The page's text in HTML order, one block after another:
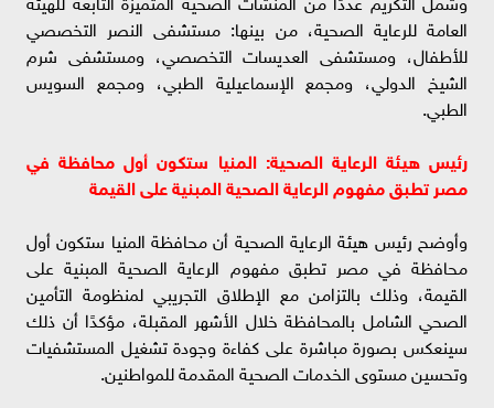
العامة للرعاية الصحية، من بينها: مستشفى النصر التخصصي
للأطفال، ومستشفى العديسات التخصصي، ومستشفى شرم
الشيخ الدولي، ومجمع الإسماعيلية الطبي، ومجمع السويس
الطبي.
رئيس هيئة الرعاية الصحية: المنيا ستكون أول محافظة في
مصر تطبق مفهوم الرعاية الصحية المبنية على القيمة
وأوضح رئيس هيئة الرعاية الصحية أن محافظة المنيا ستكون أول
محافظة في مصر تطبق مفهوم الرعاية الصحية المبنية على
القيمة، وذلك بالتزامن مع الإطلاق التجريبي لمنظومة التأمين
الصحي الشامل بالمحافظة خلال الأشهر المقبلة، مؤكدًا أن ذلك
سينعكس بصورة مباشرة على كفاءة وجودة تشغيل المستشفيات
وتحسين مستوى الخدمات الصحية المقدمة للمواطنين.